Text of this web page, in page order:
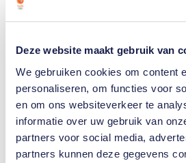
Deze website maakt gebruik van
We gebruiken cookies om content
personaliseren, om functies voor
en om ons websiteverkeer te
informatie over uw gebruik van
partners voor social media,
partners kunnen deze gegevens
Welke Nederlanders
ooit meegedaan aan
Olympische Spelen?